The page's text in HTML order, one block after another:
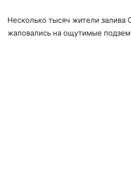
Несколько тысяч жители залива
жаловались на ощутимые